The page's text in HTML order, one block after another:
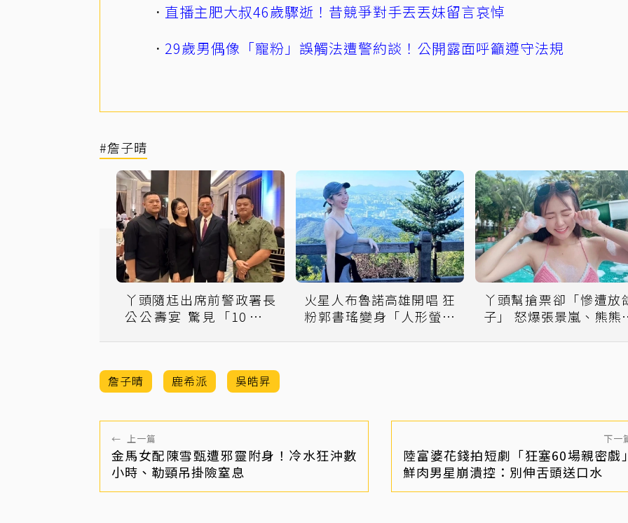
直播主肥大叔46歲驟逝！昔競爭對手丟丟妹留言哀悼
29歲男偶像「寵粉」誤觸法遭警約談！公開露面呼籲遵守法規
#詹子晴
丫頭隨尪出席前警政署長
公公壽宴 驚見「10層高
火星人布魯諾高雄開唱 狂
粉郭書瑤變身「人形螢光
丫頭幫搶票卻「慘遭放
子」 怒爆張景嵐、熊熊
詹子晴 鹿希派 吳皓昇
← 上一篇
金馬女配陳雪甄遭邪靈附身！冷水狂沖數
小時、勒頸吊掛險窒息
下一
陸富婆花錢拍短劇「狂塞60場親密戲
鮮肉男星崩潰控：別伸舌頭送口水